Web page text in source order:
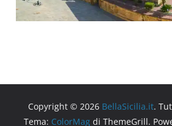
Copyright © 2026 BellaSicilia.it.
Tema: ColorMag di ThemeGrill.